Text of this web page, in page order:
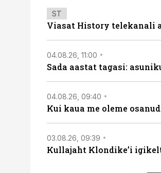
ST
Viasat History telekanali
04.08.26, 11:00
Sada aastat tagasi:
04.08.26, 09:40
Kui kaua me oleme
03.08.26, 09:39
Kullajaht Klondike’i